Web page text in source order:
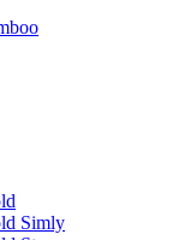
Simly